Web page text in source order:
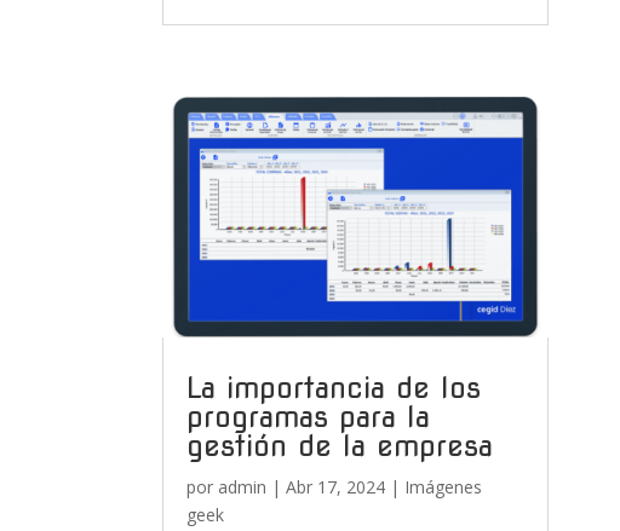
La importancia de los
programas para la
gestión de la empresa
por admin |Abr 17, 2024 | Imágenes
geek